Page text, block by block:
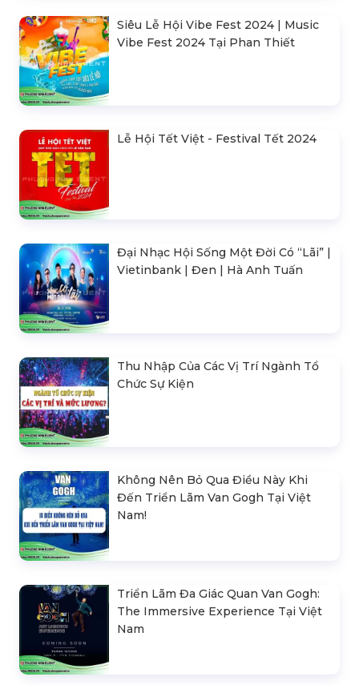
Siêu Lễ Hội Vibe Fest 2024 | Music
Vibe Fest 2024 Tại Phan Thiết
Lễ Hội Tết Việt - Festival Tết 2024
Đại Nhạc Hội Sống Một Đời Có “Lãi” |
Vietinbank | Đen | Hà Anh Tuấn
Thu Nhập Của Các Vị Trí Ngành Tổ
Chức Sự Kiện
Không Nên Bỏ Qua Điều Này Khi
Đến Triển Lãm Van Gogh Tại Việt
Nam!
Triển Lãm Đa Giác Quan Van Gogh:
The Immersive Experience Tại Việt
Nam